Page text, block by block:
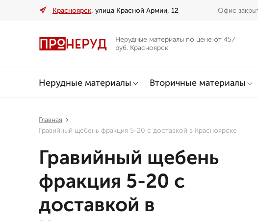
Красноярск, улица Красной Армии, 12 Офис
Нерудные материалы по цене от 457
руб. Красноярск
Нерудные материалы Вторичные материалы
Главная
Гравийный щебень фракция 5-20 с доставкой в Красноярске
Гравийный щебень
фракция 5-20 с
доставкой в